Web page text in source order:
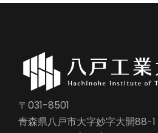
〒031-8501
青森県八戸市大字妙字大開88-1